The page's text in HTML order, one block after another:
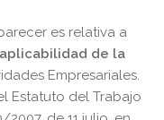
es relativa a
de la
Empresariales.
Estatuto del Trabajo